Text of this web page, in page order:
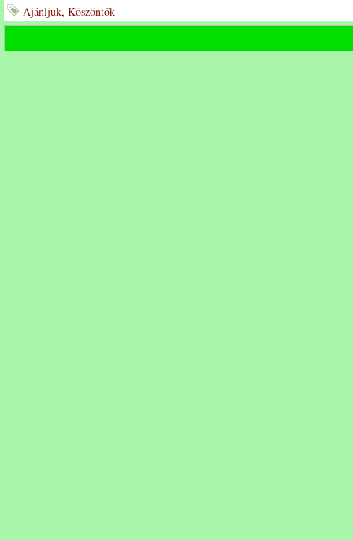
Ajánljuk, Köszöntők